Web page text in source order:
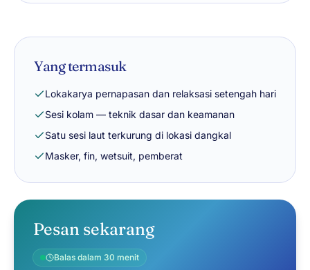
Yang termasuk
Lokakarya pernapasan dan relaksasi setengah hari
Sesi kolam — teknik dasar dan keamanan
Satu sesi laut terkurung di lokasi dangkal
Masker, fin, wetsuit, pemberat
Pesan sekarang
Balas dalam 30 menit